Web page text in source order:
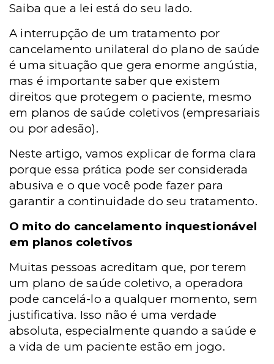
Saiba que a lei está do seu lado.
A interrupção de um tratamento por
cancelamento unilateral do plano de saúde
é uma situação que gera enorme angústia,
mas é importante saber que existem
direitos que protegem o paciente, mesmo
em planos de saúde coletivos (empresariais
ou por adesão).
Neste artigo, vamos explicar de forma clara
porque essa prática pode ser considerada
abusiva e o que você pode fazer para
garantir a continuidade do seu tratamento.
O mito do cancelamento inquestionável
em planos coletivos
Muitas pessoas acreditam que, por terem
um plano de saúde coletivo, a operadora
pode cancelá-lo a qualquer momento, sem
justificativa. Isso não é uma verdade
absoluta, especialmente quando a saúde e
a vida de um paciente estão em jogo.